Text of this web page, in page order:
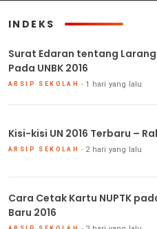
INDEKS
Surat Edaran tentang
Pada UNBK 2016
ARSIP SEKOLAH 1 hari yang lalu
Kisi-kisi UN 2016 Terbaru –
ARSIP SEKOLAH 2 hari yang lalu
Cara Cetak Kartu NUPTK
Baru 2016